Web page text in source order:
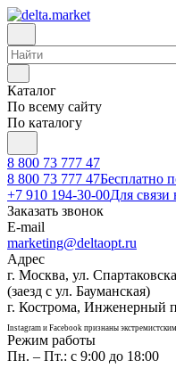
Каталог
По всему сайту
По каталогу
8 800 73 777 47
8 800 73 777 47Бесплатно
+7 910 194-30-00Для связи
Заказать звонок
E-mail
marketing@deltaopt.ru
Адрес
г. Москва, ул.
(заезд с ул. Бауманская)
г. Кострома, Инженерный
Instagram и Facebook признаны
Режим работы
Пн. – Пт.: с 9:00 до 18:00